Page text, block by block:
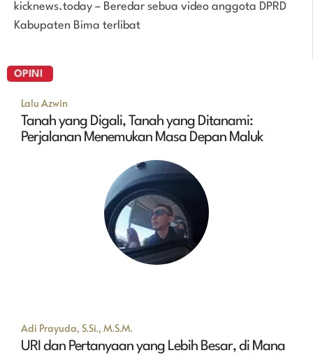
kicknews.today – Beredar sebua video anggota DPRD
Kabupaten Bima terlibat
OPINI
Lalu Azwin
Tanah yang Digali, Tanah yang Ditanami:
Perjalanan Menemukan Masa Depan Maluk
Adi Prayuda, S.Si., M.S.M.
URI dan Pertanyaan yang Lebih Besar, di Mana